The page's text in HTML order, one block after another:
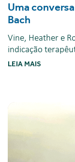
Uma
Bach
Vine, Heather e
indicação
LEIA MAIS